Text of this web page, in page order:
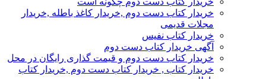
خریدار کتاب دست دوم ,خریدار کاغذ باطله ,خریدار
مجلات قدیمی
خریدار کتاب نفیس
آگهی خریدار کتاب دست دوم
خریدار کتاب دست دوم و قیمت گذاری رایگان در محل
خریدار کتاب , خریدار کتاب دست دوم ,خریدار کتاب